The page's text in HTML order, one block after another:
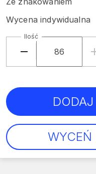
Wycena indywidualna
Ilość
WYCEŃ
DODAJ